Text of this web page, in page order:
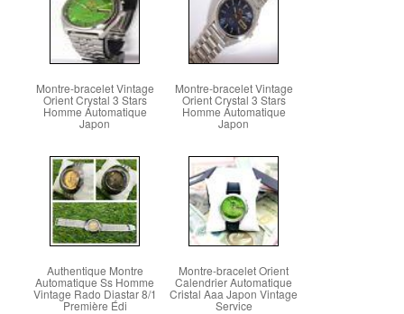
Montre-bracelet Vintage
Orient Crystal 3 Stars
Homme Automatique
Japon
Montre-bracelet Vintage
Orient Crystal 3 Stars
Homme Automatique
Japon
Authentique Montre
Automatique Ss Homme
Vintage Rado Diastar 8/1
Première Édi
Montre-bracelet Orient
Calendrier Automatique
Cristal Aaa Japon Vintage
Service